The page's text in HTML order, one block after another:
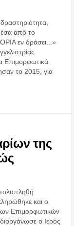
από το
εν δράσει...»
Επιμορφωτικά
το 2015, για
της
και ο
Eπιμορφωτικών
ο Ιερός